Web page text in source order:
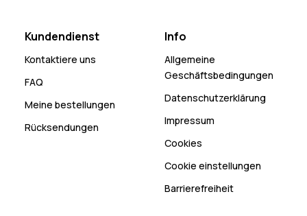
Kundendienst
Kontaktiere uns
FAQ
Meine bestellungen
Rücksendungen
Info
Allgemeine
Geschäftsbedingungen
Datenschutzerklärung
Impressum
Cookies
Cookie einstellungen
Barrierefreiheit